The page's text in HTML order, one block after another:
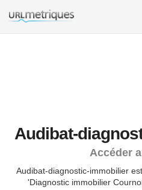
Audibat-
Accéder
Audibat-diagnostic-immobilier
'Diagnostic immobilier